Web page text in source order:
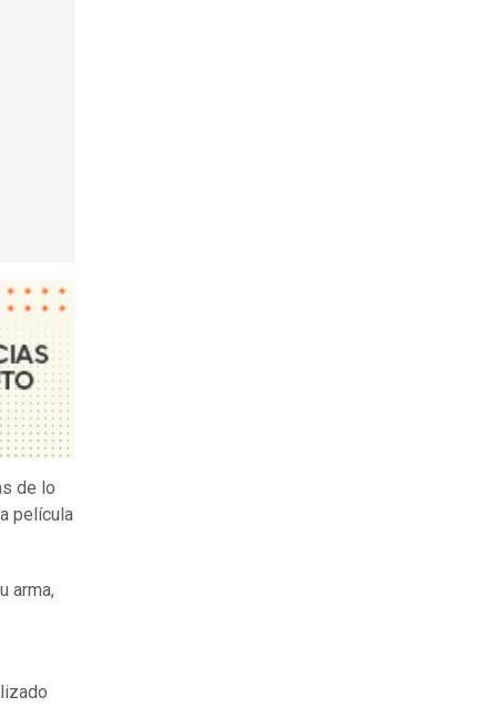
de lo
película
arma,